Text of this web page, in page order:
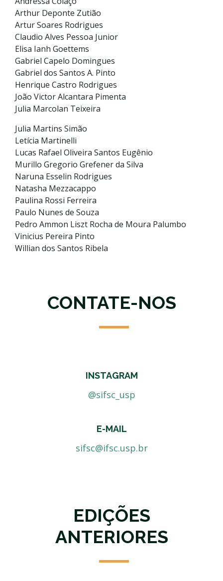
Arthur Deponte Zutião
Artur Soares Rodrigues
Claudio Alves Pessoa Junior
Elisa Ianh Goettems
Gabriel Capelo Domingues
Gabriel dos Santos A. Pinto
Henrique Castro Rodrigues
João Victor Alcantara Pimenta
Julia Marcolan Teixeira
Julia Martins Simão
Letícia Martinelli
Lucas Rafael Oliveira Santos Eugênio
Murillo Gregorio Grefener da Silva
Naruna Esselin Rodrigues
Natasha Mezzacappo
Paulina Rossi Ferreira
Paulo Nunes de Souza
Pedro Ammon Liszt Rocha de Moura Palumbo
Vinicius Pereira Pinto
Willian dos Santos Ribela
CONTATE-NOS
INSTAGRAM
@sifsc_usp
E-MAIL
sifsc@ifsc.usp.br
EDIÇÕES
ANTERIORES